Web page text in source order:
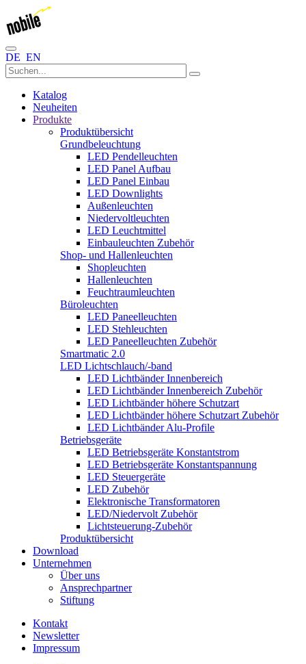
DE EN
Katalog
Neuheiten
Produkte
Produktübersicht
Grundbeleuchtung
LED Pendelleuchten
LED Panel Aufbau
LED Panel Einbau
LED Downlights
Außenleuchten
Niedervoltleuchten
LED Leuchtmittel
Einbauleuchten Zubehör
Shop- und Hallenleuchten
Shopleuchten
Hallenleuchten
Feuchtraumleuchten
Büroleuchten
LED Paneelleuchten
LED Stehleuchten
LED Paneelleuchten Zubehör
Smartmatic 2.0
LED Lichtschlauch/-band
LED Lichtbänder Innenbereich
LED Lichtbänder Innenbereich Zubehör
LED Lichtbänder höhere Schutzart
LED Lichtbänder höhere Schutzart Zubehör
LED Lichtbänder Alu-Profile
Betriebsgeräte
LED Betriebsgeräte Konstantstrom
LED Betriebsgeräte Konstantspannung
LED Steuergeräte
LED Zubehör
Elektronische Transformatoren
LED/Niedervolt Zubehör
Lichtsteuerung-Zubehör
Produktübersicht
Download
Unternehmen
Über uns
Ansprechpartner
Stiftung
Kontakt
Newsletter
Impressum